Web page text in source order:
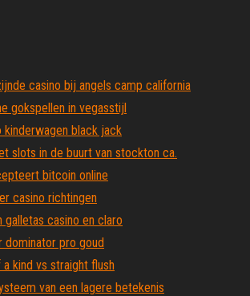
casino bij angels camp california
gokspellen in vegasstijl
kinderwagen black jack
slots in de buurt van stockton ca.
bitcoin online
casino richtingen
galletas casino en claro
dominator pro goud
kind vs straight flush
van een lagere betekenis